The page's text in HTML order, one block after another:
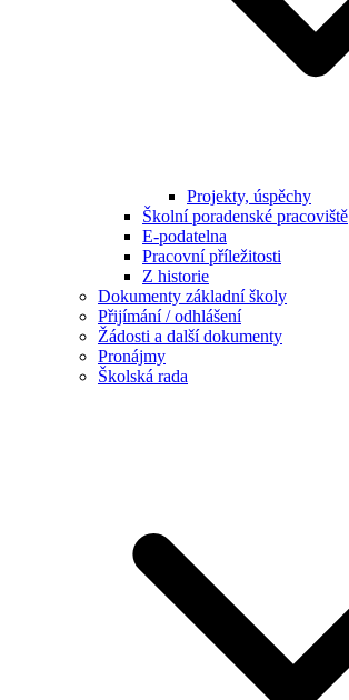
Projekty, úspěchy
Školní poradenské pracoviště
E-podatelna
Pracovní příležitosti
Z historie
Dokumenty základní školy
Přijímání / odhlášení
Žádosti a další dokumenty
Pronájmy
Školská rada